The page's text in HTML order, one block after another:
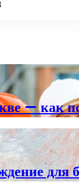
— как
для